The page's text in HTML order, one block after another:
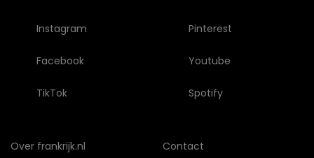
Instagram
Facebook
TikTok
Pinterest
Youtube
Spotify
Over frankrijk.nl Contact